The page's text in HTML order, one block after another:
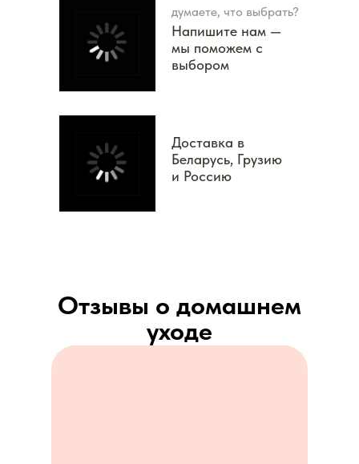
думаете, что выбрать?
Напишите нам —
мы поможем с
выбором
Доставка в
Беларусь, Грузию
и Россию
Отзывы о домашнем
уходе